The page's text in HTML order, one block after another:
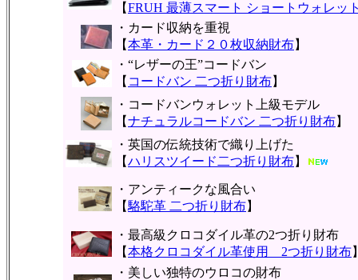
【FRUH 最薄スマート ショートウォレッ
・カード収納を重視
【本革・カード２０枚収納財布】
・“レザーの王”コードバン
【 コードバン 二つ折り財布】
・コードバンウォレット上級モデル
【ナチュラルコードバン 二つ折り財布】
・英国の伝統技術で織り上げた
【ハリスツイード二つ折り財布】
・アンティークな風合い
【駱駝革 二つ折り財布】
・最高級クロコダイル革の2つ折り財布
【本格クロコダイル革使用 2つ折り財布
・美しい独特のウロコの財布